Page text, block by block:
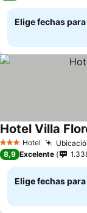
Elige fechas
3 Estrellas
Hotel
Hotel Villa
8,9 Excelente
Elige fechas